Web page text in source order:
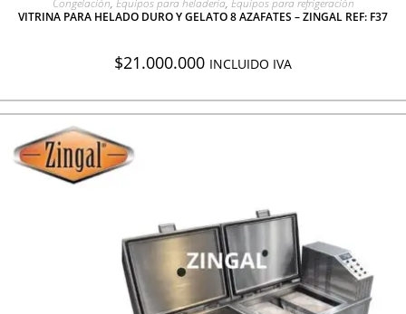
Congelación, Equipos para heladería, Equipos para refrigeración
VITRINA PARA HELADO DURO Y GELATO 8 AZAFATES – ZINGAL REF: F37
$21.000.000 INCLUIDO IVA